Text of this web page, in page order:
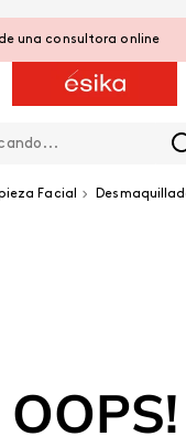
una consultora online
Facial
OOPS!